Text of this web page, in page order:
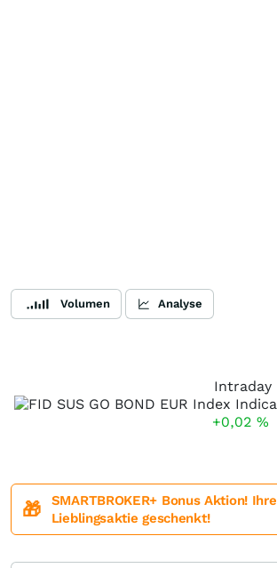
Volumen Analyse
Intraday
+0,02 %
🎁
SMARTBROKER+ Bonus Aktion! Ihre
Lieblingsaktie geschenkt!